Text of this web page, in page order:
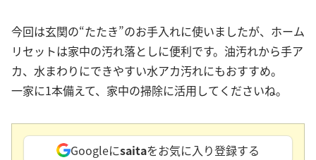
今回は玄関の“たたき”のお手入れに使いましたが、ホーム
リセットは家中の汚れ落としに便利です。油汚れから手ア
カ、水まわりにできやすい水アカ汚れにもおすすめ。
一家に1本備えて、家中の掃除に活用してくださいね。
Googleにsaitaをお気に入り登録する